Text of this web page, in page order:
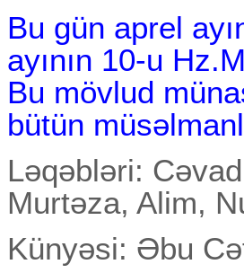
Bu gün aprel
ayının 10-u
Bu mövlud
bütün
Ləqəbləri:
Murtəza, Alim,
Künyəsi: Əbu